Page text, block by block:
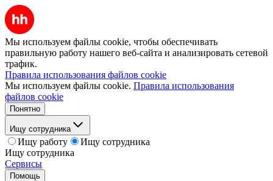
Мы используем файлы cookie, чтобы обеспечивать
правильную работу нашего веб-сайта и анализировать сетевой
трафик.
Правила использования файлов cookie
Мы используем файлы cookie. Правила использования
файлов cookie
Понятно
Ищу сотрудника
Ищу работу
Ищу сотрудника
Ищу сотрудника
Сервисы
Помощь